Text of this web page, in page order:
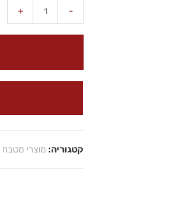
-
+
קטגוריה: מוצרי מטבח